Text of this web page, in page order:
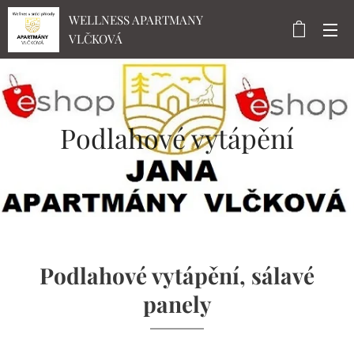
WELLNESS APARTMANY
VLČKOVÁ
Podlahové vytápění
Podlahové vytápění, sálavé
panely